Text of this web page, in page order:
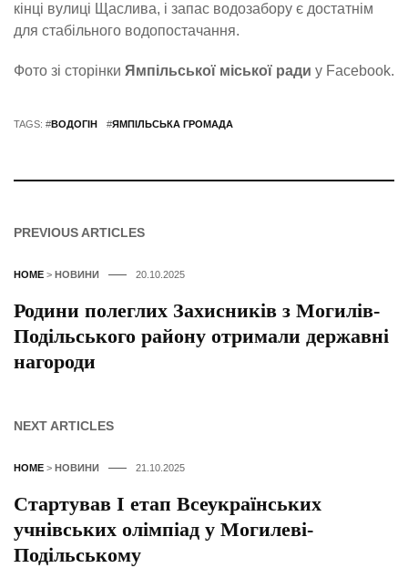
кінці вулиці Щаслива, і запас водозабору є достатнім
для стабільного водопостачання.
Фото зі сторінки Ямпільської міської ради у Facebook.
TAGS: #ВОДОГІН #ЯМПІЛЬСЬКА ГРОМАДА
PREVIOUS ARTICLES
HOME > НОВИНИ 20.10.2025
Родини полеглих Захисників з Могилів-
Подільського району отримали державні
нагороди
NEXT ARTICLES
HOME > НОВИНИ 21.10.2025
Стартував І етап Всеукраїнських
учнівських олімпіад у Могилеві-
Подільському